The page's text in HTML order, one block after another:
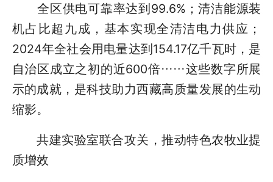
全区供电可靠率达到99.6%；清洁能源装
机占比超九成，基本实现全清洁电力供应；
2024年全社会用电量达到154.17亿千瓦时，是
自治区成立之初的近600倍……这些数字所展
示的成就，是科技助力西藏高质量发展的生动
缩影。
共建实验室联合攻关，推动特色农牧业提
质增效